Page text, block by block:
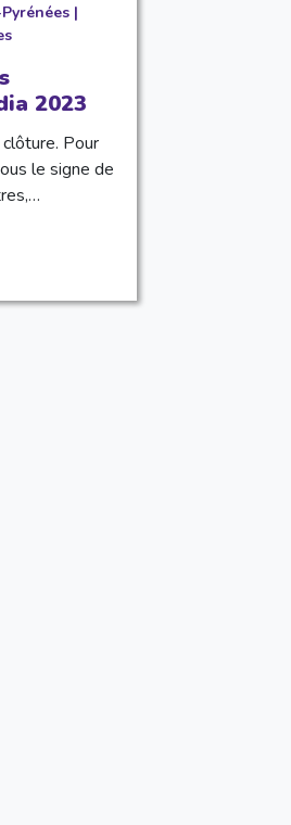
|
2023
Pour
le signe de